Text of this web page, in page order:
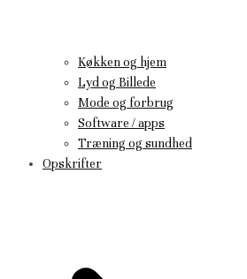
Køkken og hjem
Lyd og Billede
Mode og forbrug
Software / apps
Træning og sundhed
Opskrifter